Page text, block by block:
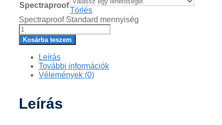
Spectraproof
Törlés
Spectraproof Standard mennyiség
Kosárba teszem
Leírás
További információk
Vélemények (0)
Leírás